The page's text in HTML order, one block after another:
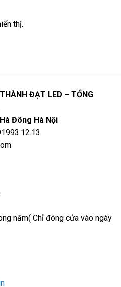
thị.
ĐẠT LED – TỔNG
Đông Hà Nội
năm( Chỉ đóng cửa vào ngày